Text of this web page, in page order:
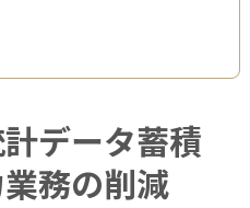
データ蓄積
務の削減